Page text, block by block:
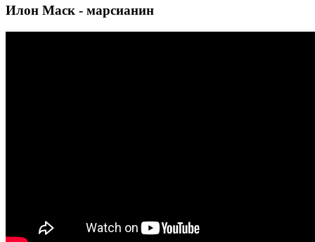
Илон Маск - марсианин